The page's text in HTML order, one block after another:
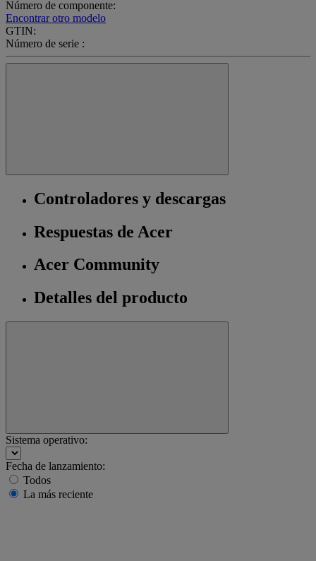
Número de componente:
Encontrar otro modelo
GTIN:
Número de serie :
Controladores y descargas
Respuestas de Acer
Acer Community
Detalles del producto
Sistema operativo:
Fecha de lanzamiento:
Todos
La más reciente